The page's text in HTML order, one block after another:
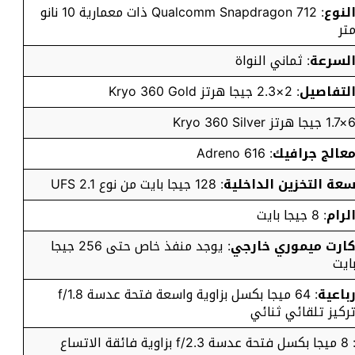
النوع : Qualcomm Snapdragon 712 ذات معمارية 10 نانو
متر
السرعة: ثماني النواة
التفاصيل: 2×2.3 جيجا هرتز Kryo 360 Gold
6×1.7 جيجا هرتز Kryo 360 Silver
معالج جرافيك: Adreno 616
سعة التخزين الداخلية: 128 جيجا بايت من نوع UFS 2.1
الرام: 8 جيجا بايت
كارت ميموري خارجي
: يوجد منفذ خاص حتى 256 جيجا
بايت
رباعية
: 64 ميجا بكسل بزاوية واسعة فتحة عدسة f/1.8
تركيز تلقائي ثنائي
: 8 ميجا بكسل فتحة عدسة f/2.3 بزاوية فائقة الاتساع